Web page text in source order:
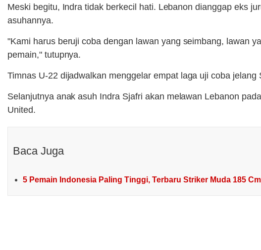
Meski begitu, Indra tidak berkecil hati. Lebanon dianggap eks
asuhannya.
"Kami harus beruji coba dengan lawan yang seimbang, lawan
pemain," tutupnya.
Timnas U-22 dijadwalkan menggelar empat laga uji coba
Selanjutnya anak asuh Indra Sjafri akan melawan Lebanon
United.
Baca Juga
5 Pemain Indonesia Paling Tinggi, Terbaru Striker Muda 185